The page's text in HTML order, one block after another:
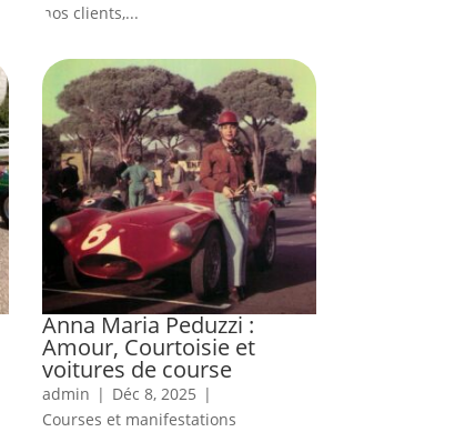
nos clients,...
Anna Maria Peduzzi :
Amour, Courtoisie et
voitures de course
admin | Déc 8, 2025 |
Courses et manifestations